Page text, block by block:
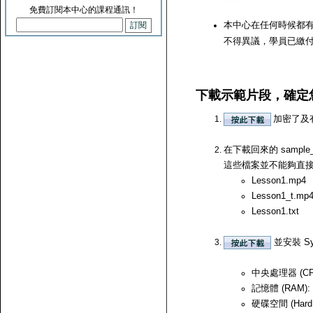
免費訂閱本中心的課程通訊！
本中心在任何時候都
不得異議，學員已繳
下載示範片段，確
加密了及
在下載回來的
這些檔案並不能夠直
Lesson1.mp4
Lesson1_t.mp4
Lesson1.txt
並安裝
中央處理器
記憶體
硬碟空間